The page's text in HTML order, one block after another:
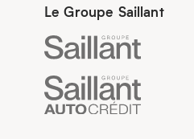
Le Groupe Saillant